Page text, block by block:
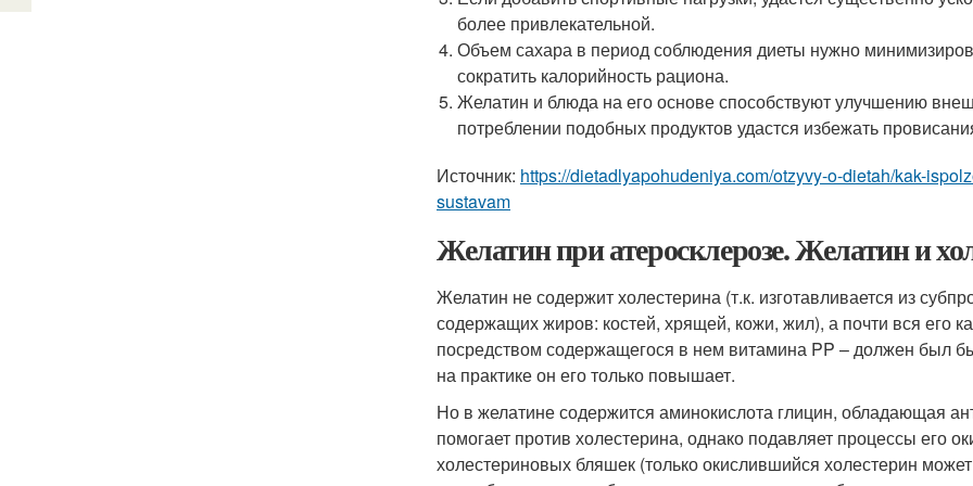
более привлекательной.
Объем сахара в период соблюдения диеты нужно
сократить калорийность рациона.
Желатин и блюда на его основе способствуют улучшению
потреблении подобных продуктов удастся избежать
Источник: https://dietadlyapohudeniya.com/otzyvy-o-dietah/kak-
sustavam
Желатин при атеросклерозе. Желатин и
Желатин не содержит холестерина (т.к. изготавливается из
содержащих жиров: костей, хрящей, кожи, жил), а почти вся его
посредством содержащегося в нем витамина PP – должен был
на практике он его только повышает.
Но в желатине содержится аминокислота глицин, обладающая
помогает против холестерина, однако подавляет процессы его
холестериновых бляшек (только окислившийся холестерин